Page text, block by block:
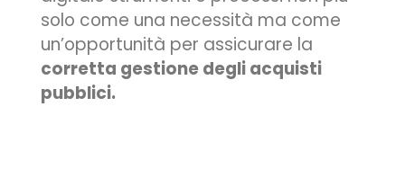
solo come una necessità ma come
un’opportunità per assicurare la
corretta gestione degli acquisti
pubblici.